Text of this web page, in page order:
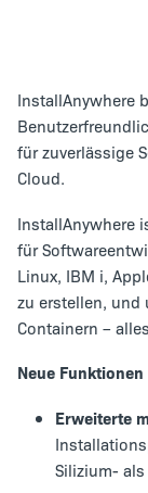
InstallAnywhere
für zuverlässige
Cloud.
InstallAnywhere
für
Linux, IBM i,
zu erstellen, und
Containern –
Neue
Erweiterte
Silizium-